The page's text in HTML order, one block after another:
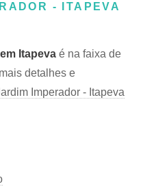
- ITAPEVA
Itapeva é na faixa de
detalhes e
Imperador - Itapeva